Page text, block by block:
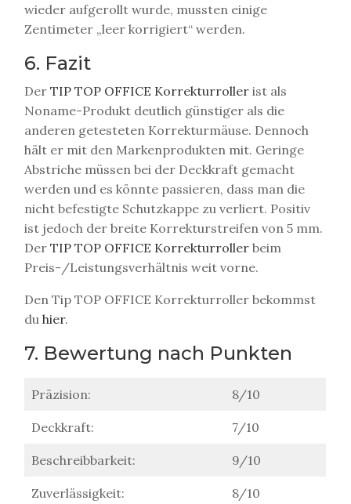
wieder aufgerollt wurde, mussten einige
Zentimeter „leer korrigiert“ werden.
6. Fazit
Der TIP TOP OFFICE Korrekturroller ist als
Noname-Produkt deutlich günstiger als die
anderen getesteten Korrekturmäuse. Dennoch
hält er mit den Markenprodukten mit. Geringe
Abstriche müssen bei der Deckkraft gemacht
werden und es könnte passieren, dass man die
nicht befestigte Schutzkappe zu verliert. Positiv
ist jedoch der breite Korrekturstreifen von 5 mm.
Der TIP TOP OFFICE Korrekturroller beim
Preis-/Leistungsverhältnis weit vorne.
Den Tip TOP OFFICE Korrekturroller bekommst
du hier.
7. Bewertung nach Punkten
Präzision: 8/10
Deckkraft: 7/10
Beschreibbarkeit: 9/10
Zuverlässigkeit: 8/10